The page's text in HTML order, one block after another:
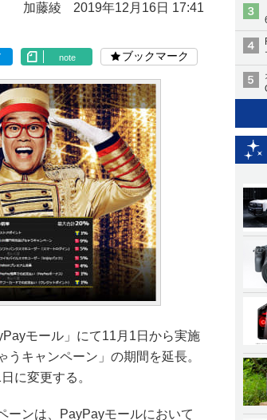
加藤綾 2019年12月16日 17:41
note ブックマーク
モール」にて11月1日から実施
キャンペーン」の期間を延長。
に変更する。
ーンは、PayPayモールにおいて